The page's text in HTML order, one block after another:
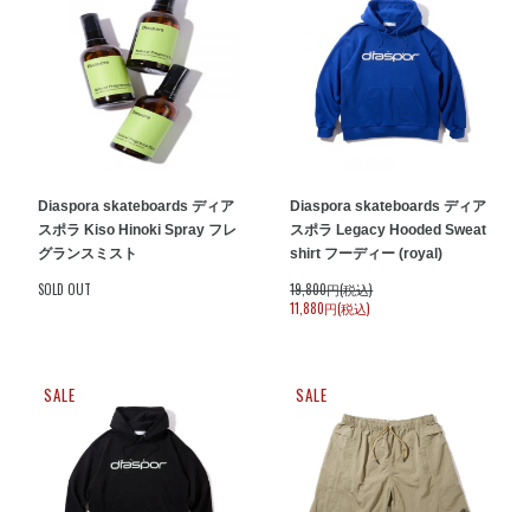
Diaspora skateboards ディア
スポラ Kiso Hinoki Spray フレ
グランスミスト
SOLD OUT
Diaspora skateboards ディア
スポラ Legacy Hooded Sweat
shirt フーディー (royal)
19,800円(税込)
11,880円(税込)
SALE SALE